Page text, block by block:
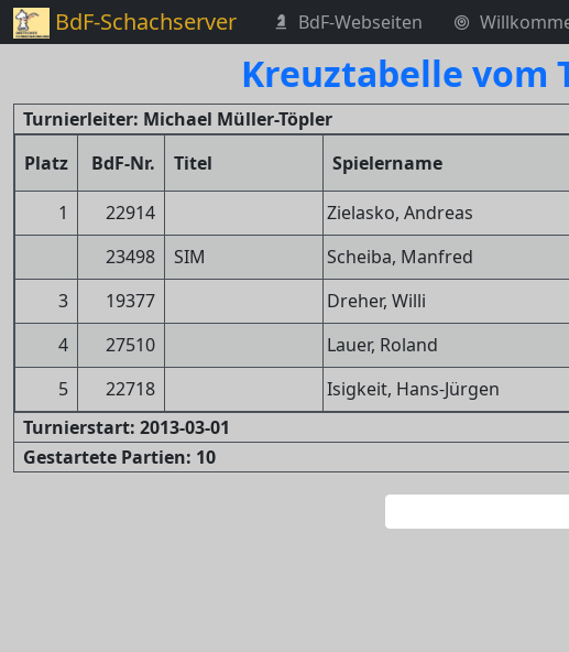
BdF-Schachserver BdF-Webseiten
Kreuztabelle vom
Turnierleiter: Michael Müller-Töpler
Platz
BdF-Nr. Titel Spielername
1
22914 Zielasko, Andreas
23498
SIM Scheiba, Manfred
3
19377 Dreher, Willi
4
27510 Lauer, Roland
5
22718 Isigkeit, Hans-Jürgen
Turnierstart: 2013-03-01
Gestartete Partien: 10